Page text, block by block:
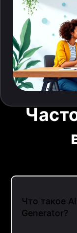
Что такое
Generator?